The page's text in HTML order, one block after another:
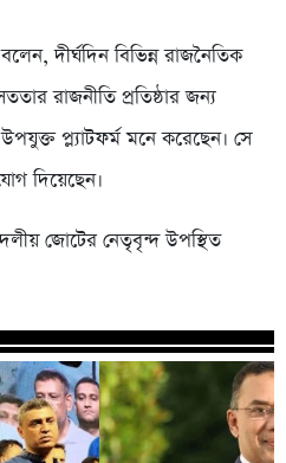
দীর্ঘদিন বিভিন্ন রাজনৈতিক
রাজনীতি প্রতিষ্ঠার জন্য
প্ল্যাটফর্ম মনে করেছেন। সে
দিয়েছেন।
জোটের নেতৃবৃন্দ উপস্থিত